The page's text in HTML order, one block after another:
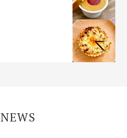
NEWS